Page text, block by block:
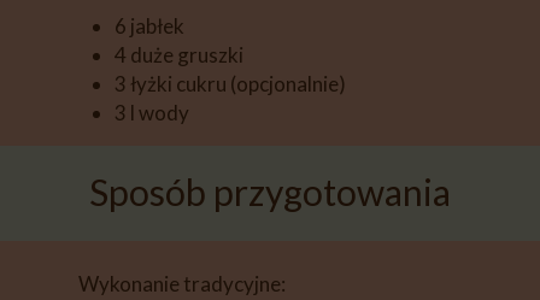
6 jabłek
4 duże gruszki
3 łyżki cukru (opcjonalnie)
3 l wody
Sposób przygotowania
Wykonanie tradycyjne: